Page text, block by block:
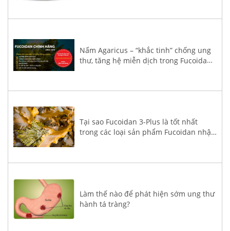
Nấm Agaricus – “khắc tinh” chống ung
thư, tăng hệ miễn dịch trong Fucoidan
Tại sao Fucoidan 3-Plus là tốt nhất
trong các loại sản phẩm Fucoidan nhập
Làm thế nào để phát hiện sớm ung thư
hành tá tràng?